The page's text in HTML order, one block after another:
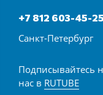
+7 812 603-45-25
Санкт-Петербург
Подписывайтесь
нас в RUTUBE